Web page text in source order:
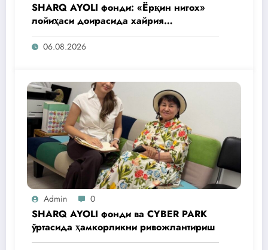
SHARQ AYOLI фонди: «Ёрқин нигох»
лойиҳаси доирасида хайрия
операциялари ўтказилади
06.08.2026
Admin 0
SHARQ AYOLI фонди ва CYBER PARK
ўртасида ҳамкорликни ривожлантириш